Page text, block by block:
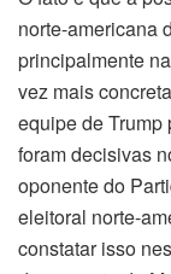
norte-americana
principalmente
vez mais
equipe de Trump
foram decisivas
oponente do
eleitoral norte-
constatar isso